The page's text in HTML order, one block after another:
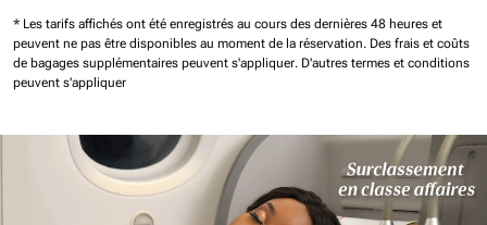
* Les tarifs affichés ont été enregistrés au cours des dernières 48 heures et
peuvent ne pas être disponibles au moment de la réservation. Des frais et coûts
de bagages supplémentaires peuvent s'appliquer. D'autres termes et conditions
peuvent s'appliquer